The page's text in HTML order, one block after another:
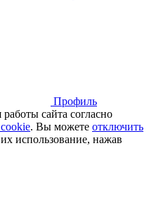
Профиль
сайта согласно
. Вы можете отключить
использование, нажав